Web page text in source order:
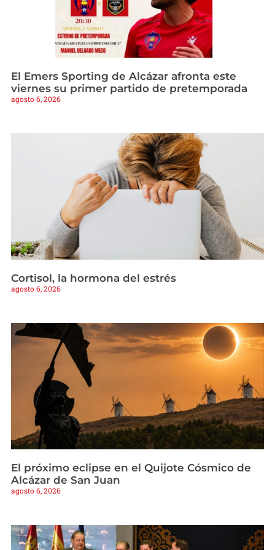
El Emers Sporting de Alcázar afronta este
viernes su primer partido de pretemporada
agosto 6, 2026
Cortisol, la hormona del estrés
agosto 6, 2026
El próximo eclipse en el Quijote Cósmico de
Alcázar de San Juan
agosto 6, 2026